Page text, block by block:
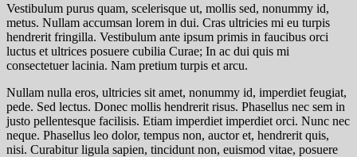
Vestibulum purus quam, scelerisque ut, mollis sed, nonummy id,
metus. Nullam accumsan lorem in dui. Cras ultricies mi eu turpis
hendrerit fringilla. Vestibulum ante ipsum primis in faucibus orci
luctus et ultrices posuere cubilia Curae; In ac dui quis mi
consectetuer lacinia. Nam pretium turpis et arcu.
Nullam nulla eros, ultricies sit amet, nonummy id, imperdiet feugiat,
pede. Sed lectus. Donec mollis hendrerit risus. Phasellus nec sem in
justo pellentesque facilisis. Etiam imperdiet imperdiet orci. Nunc nec
neque. Phasellus leo dolor, tempus non, auctor et, hendrerit quis,
nisi. Curabitur ligula sapien, tincidunt non, euismod vitae, posuere